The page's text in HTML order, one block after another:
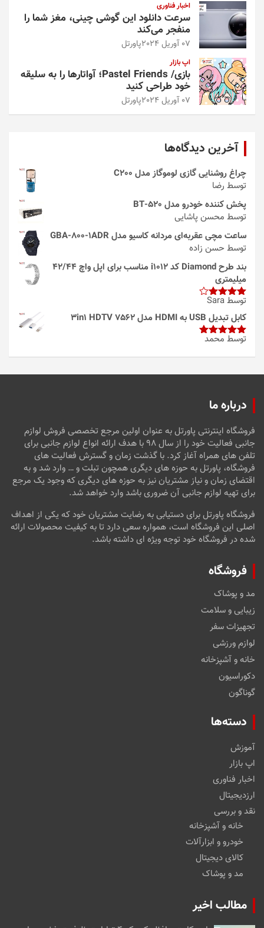
اخبار فناوری
سرعت دانلود این گوشی چینی، مغز شما را
منفجر می‌کند
07 آوریل 2024 پاورتل
اپ بازار
بازی/ Pastel Friends؛ آواتارها را به سلیقه
خود طراحی کنید
07 آوریل 2024 پاورتل
آخرین دیدگاه‌ها
چراغ روشنایی گازی لوموگاز مدل C200
توسط رضا
پخش کننده خودرو مدل 520-BT
توسط محسن پاشایی
ساعت مچی عقربه‌ای مردانه کاسیو مدل GBA-800-1ADR
توسط حسن زاده
بند طرح Diamond کد i1012 مناسب برای اپل واچ 42/44
میلیمتری
امتیاز4
از 5
توسط Sara
کابل تبدیل USB به HDMI مدل 3in1 HDTV 7562
امتیاز5از
توسط محمد
درباره ما
فروشگاه اینترنتی پاورتل به عنوان اولین مرجع تخصصی فروش لوازم
جانبی فعالیت خود را از سال ۹۸ با هدف ارائه انواع لوازم جانبی برای
تلفن های همراه آغاز کرد. با گذشت زمان و گسترش فعالیت های
فروشگاه، پاورتل به حوزه های دیگری همچون تبلت و … وارد شد و به
اقتضای زمان و نیاز مشتریان نیز به حوزه های دیگری که وجود یک مرجع
برای تهیه لوازم جانبی آن ضروری باشد وارد خواهد شد.
فروشگاه پاورتل برای دستیابی به رضایت مشتریان خود که یکی از اهداف
اصلی این فروشگاه است، همواره سعی دارد تا به کیفیت محصولات ارائه
شده در فروشگاه خود توجه ویژه ای داشته باشد.
فروشگاه
مد و پوشاک
زیبایی و سلامت
تجهیزات سفر
لوازم ورزشی
خانه و آشپزخانه
دکوراسیون
گوناگون
دسته‌ها
آموزش
اپ بازار
اخبار فناوری
ارزدیجیتال
نقد و بررسی
خانه و آشپزخانه
خودرو و ابزارآلات
کالای دیجیتال
مد و پوشاک
مطالب اخیر